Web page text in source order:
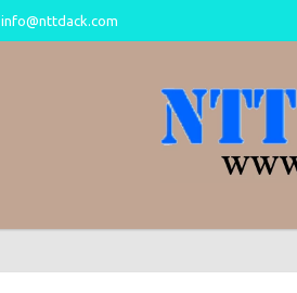
info@nttdack.com